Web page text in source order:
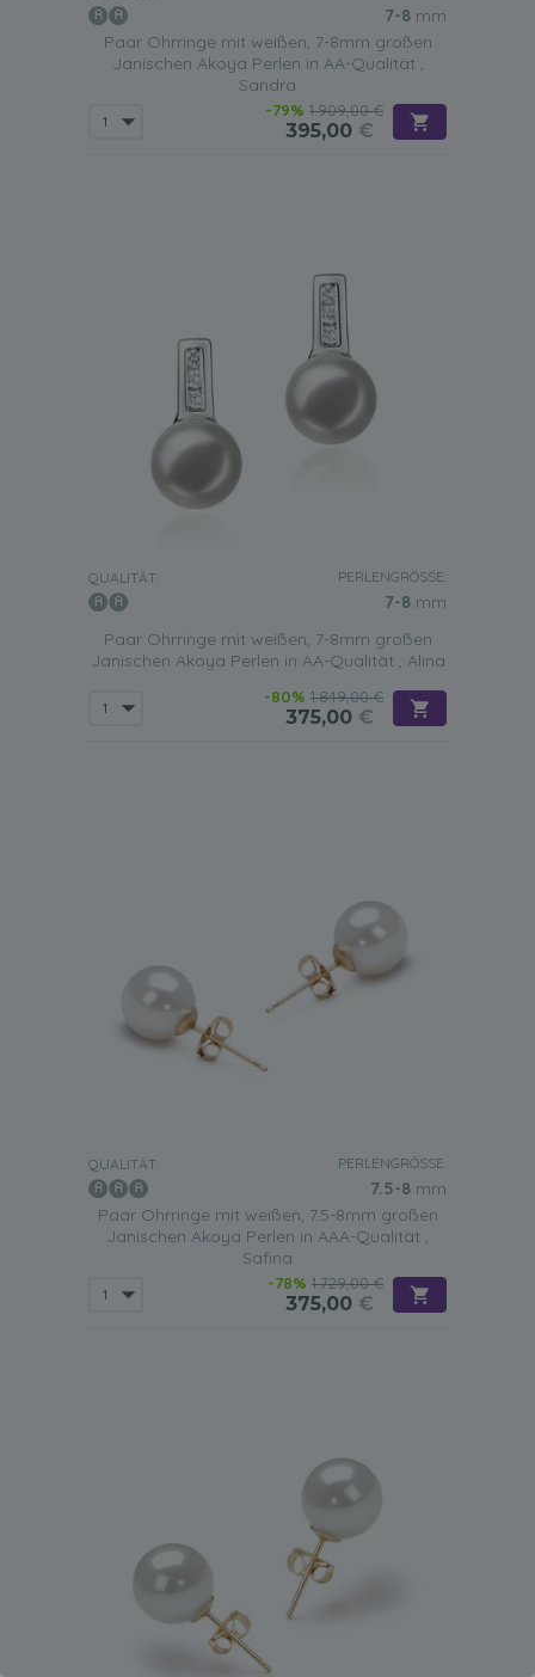
7-8 mm
Paar Ohrringe mit weißen, 7-8mm großen
Janischen Akoya Perlen in AA-Qualität ,
Sandra
-79% 1.909,00 €
395,00 €
QUALITÄT: PERLENGRÖSSE:
7-8 mm
Paar Ohrringe mit weißen, 7-8mm großen
Janischen Akoya Perlen in AA-Qualität , Alina
-80% 1.849,00 €
375,00 €
QUALITÄT: PERLENGRÖSSE:
7.5-8 mm
Paar Ohrringe mit weißen, 7.5-8mm großen
Janischen Akoya Perlen in AAA-Qualität ,
Safina
-78% 1.729,00 €
375,00 €